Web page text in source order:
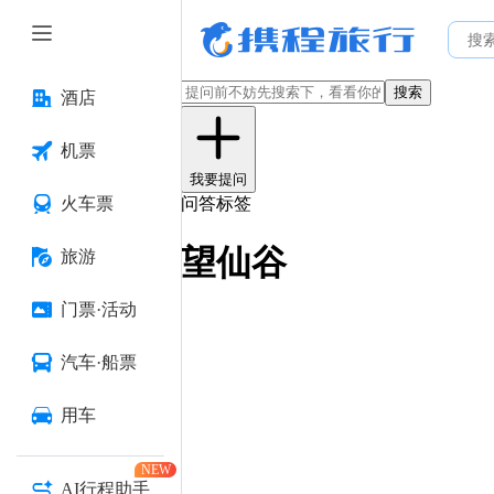
酒店
机票
火车票
旅游
门票·活动
汽车·船票
用车
AI行程助手
NEW
搜索
我要提问
问答标签
望仙谷